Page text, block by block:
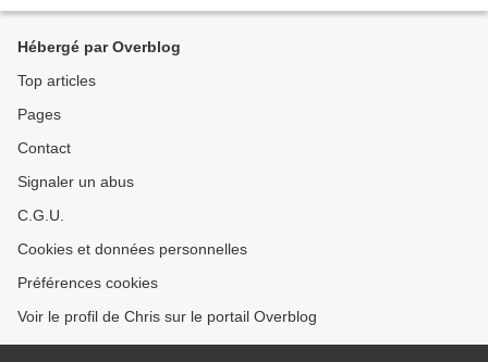
Hébergé par Overblog
Top articles
Pages
Contact
Signaler un abus
C.G.U.
Cookies et données personnelles
Préférences cookies
Voir le profil de Chris sur le portail Overblog